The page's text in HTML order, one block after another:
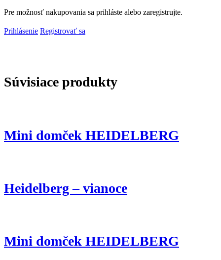
Pre možnosť nakupovania sa prihláste alebo zaregistrujte.
Prihlásenie Registrovať sa
Súvisiace produkty
Mini domček HEIDELBERG
Heidelberg – vianoce
Mini domček HEIDELBERG